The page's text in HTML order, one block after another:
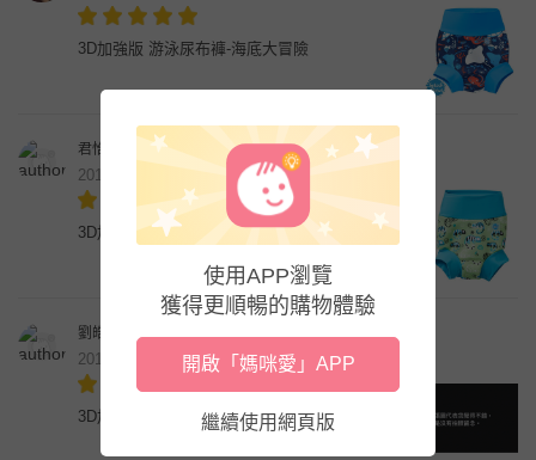
3D加強版 游泳尿布褲-海底大冒險
君怡林
2019年11月
3D加強版 游泳尿布褲-國王變色龍
劉皓瑋
2019年10月
3D加強版 游泳尿布褲-花漾蜻蜓
使用APP瀏覽
獲得更順暢的購物體驗
開啟「媽咪愛」APP
繼續使用網頁版